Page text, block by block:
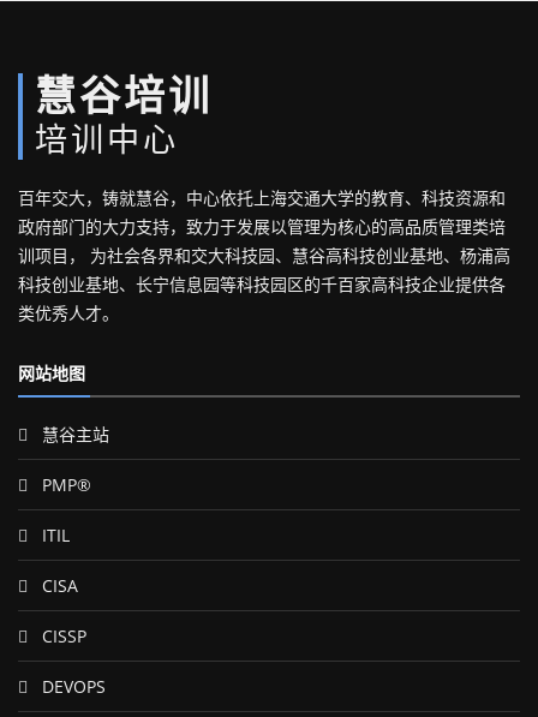
慧谷培训
培训中心
百年交大，铸就慧谷，中心依托上海交通大学的教育、科技资源和
政府部门的大力支持，致力于发展以管理为核心的高品质管理类培
训项目， 为社会各界和交大科技园、慧谷高科技创业基地、杨浦高
科技创业基地、长宁信息园等科技园区的千百家高科技企业提供各
类优秀人才。
网站地图
慧谷主站
PMP®
ITIL
CISA
CISSP
DEVOPS